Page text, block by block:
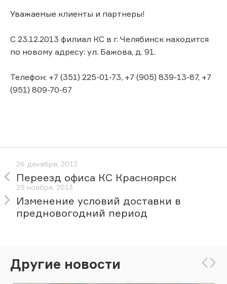
Уважаемые клиенты и партнеры!
С 23.12.2013 филиал КС в г. Челябинск находится
по новому адресу: ул. Бажова, д. 91.
Телефон: +7 (351) 225-01-73, +7 (905) 839-13-87, +7
(951) 809-70-67
26 декабря, 2013
Переезд офиса КС Красноярск
29 ноября, 2013
Изменение условий доставки в
предновогодний период
Другие новости